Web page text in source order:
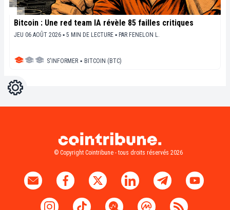
Bitcoin : Une red team IA révèle 85 failles critiques
JEU 06 AOÛT 2026 ▪ 5 MIN DE LECTURE ▪ PAR FENELON L.
S'INFORMER ▪ BITCOIN (BTC)
Réglages
© Copyright Cointribune - tous droits réservés 2026